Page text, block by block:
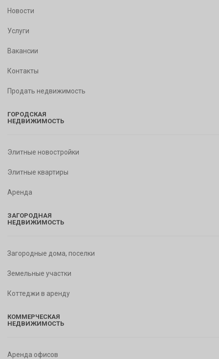
Новости
Услуги
Вакансии
Контакты
Продать недвижимость
ГОРОДСКАЯ
НЕДВИЖИМОСТЬ
Элитные новостройки
Элитные квартиры
Аренда
ЗАГОРОДНАЯ
НЕДВИЖИМОСТЬ
Загородные дома, поселки
Земельные участки
Коттеджи в аренду
КОММЕРЧЕСКАЯ
НЕДВИЖИМОСТЬ
Аренда офисов